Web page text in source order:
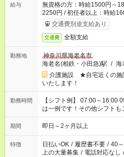
給与
無資格の方：時給1500円～
2250円 / 初任者以上：時給
交通費別途支給あり
交通費 全額支給
勤務地
神奈川県海老名市
海老名(相鉄・小田急)駅 / 海
介護施設 ★自宅近くの施
いたします！
勤務時間
【シフト例】 07:00～16:00
は一例です！その他シフトも
期間 即日～2ヶ月以上
特徴 日払いOK / 履歴書不要 / 40
上の大量募集 / 電話対応なし /